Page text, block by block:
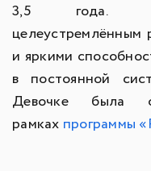
3,5 года.
целеустремлённым
и яркими
в постоянной
Девочке была
рамках программы